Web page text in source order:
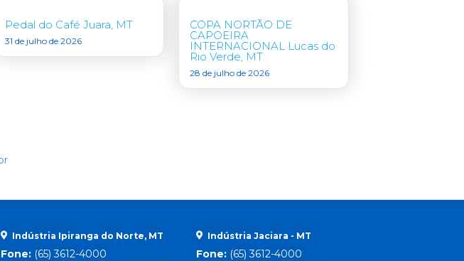
Pedal do Café Juara, MT
31 de julho de 2026
COPA NORTÃO DE
CAPOEIRA
INTERNACIONAL Lucas do
Rio Verde, MT
28 de julho de 2026
Indústria Ipiranga do Norte, MT
Fone: (65) 3612-4000
Indústria Jaciara - MT
Fone: (65) 3612-4000